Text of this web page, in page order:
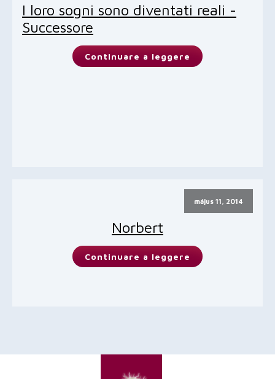
I loro sogni sono diventati reali -
Successore
Continuare a leggere
május 11, 2014
Norbert
Continuare a leggere